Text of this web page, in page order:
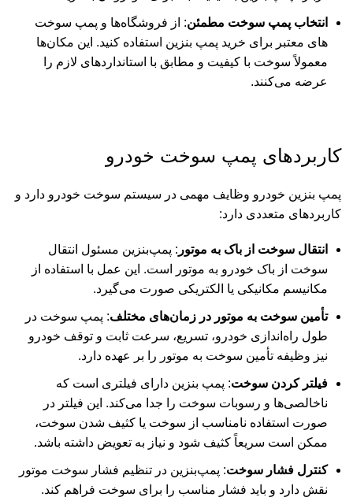
انتخاب پمپ سوخت مطمئن: از فروشگاه‌ها و پمپ سوخت
های معتبر برای خرید پمپ بنزین استفاده کنید. این مکان‌ها
معمولاً سوخت با کیفیت و مطابق با استانداردهای لازم را
عرضه می‌کنند.
کاربردهای پمپ سوخت خودرو
پمپ بنزین خودرو وظایف مهمی در سیستم سوخت خودرو دارد و
کاربردهای متعددی دارد:
انتقال سوخت از باک به موتور : پمپ‌بنزین مسئول انتقال
سوخت از باک خودرو به موتور است. این عمل با استفاده از
مکانیسم مکانیکی یا الکتریکی صورت می‌گیرد.
تأمین سوخت به موتور در زمان‌های مختلف: پمپ سوخت در
طول راه‌اندازی خودرو، تسریع، سرعت ثابت و توقف خودرو
نیز وظیفه تأمین سوخت به موتور را بر عهده دارد.
فیلتر کردن سوخت: پمپ بنزین دارای فیلتری است که
ناخالصی‌ها و رسوبات سوخت را جدا می‌کند. این فیلتر در
صورت استفاده نامناسب از سوخت یا کثیف شدن سوخت،
ممکن است سریعاً کثیف شود و نیاز به تعویض داشته باشد.
کنترل فشار سوخت: پمپ‌بنزین در تنظیم فشار سوخت موتور
نقش دارد و باید فشار مناسب را برای سوخت فراهم کند.